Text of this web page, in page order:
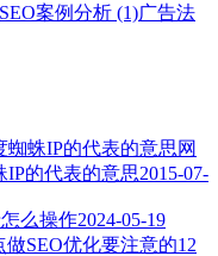
SEO案例分析 (1)广告法
网
IP的代表的意思2015-07-
么操作2024-05-19
做SEO优化要注意的12